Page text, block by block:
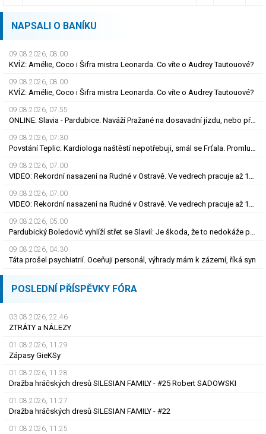
NAPSALI O BANÍKU
09.08.2026, 08.00
KVÍZ: Amélie, Coco i Šifra mistra Leonarda. Co víte o Audrey Tautouové?
09.08.2026, 08.00
KVÍZ: Amélie, Coco i Šifra mistra Leonarda. Co víte o Audrey Tautouové?
09.08.2026, 07.55
ONLINE: Slavia - Pardubice. Naváží Pražané na dosavadní jízdu, nebo překvapí Východočeši?
09.08.2026, 07.30
Povstání Teplic: Kardiologa naštěstí nepotřebuji, smál se Frťala. Promluvil o zájmu Plzně
09.08.2026, 07.00
VIDEO: Rekordní nasazení na Rudné v Ostravě. Ve vedrech pracuje až 120 silničářů
09.08.2026, 07.00
VIDEO: Rekordní nasazení na Rudné v Ostravě. Ve vedrech pracuje až 120 silničářů
09.08.2026, 05.00
Pardubický Boledovič vyhlíží střet se Slavií: Je škoda, že to nedokáže postavit na mladých
09.08.2026, 04.30
Táta prošel psychiatrií. Oceňuji personál, výhrady mám k zázemí, říká syn
POSLEDNÍ PŘÍSPĚVKY FÓRA
03.08.2026, 22.46
ZTRÁTY a NÁLEZY
01.08.2026, 11.29
Zápasy GieKSy
01.08.2026, 11.28
Dražba hráčských dresů SILESIAN FAMILY - #25 Robert SADOWSKI
01.08.2026, 11.27
Dražba hráčských dresů SILESIAN FAMILY - #22
01.08.2026, 11.25